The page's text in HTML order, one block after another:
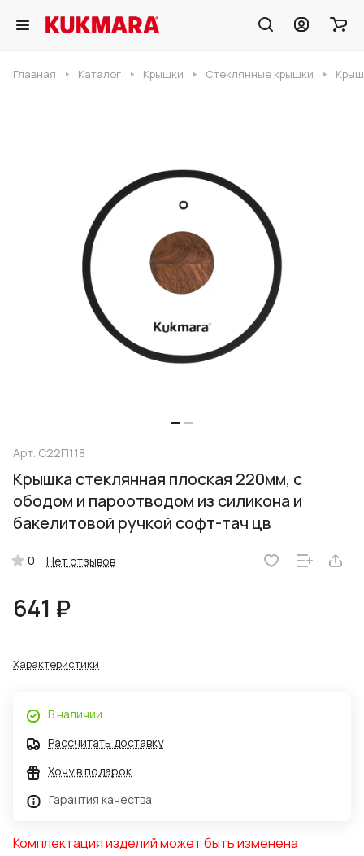
Главная Каталог Крышки Стеклянные крышки
Арт. С22П118
Крышка стеклянная плоская 220мм, с
ободом и пароотводом из силикона и
бакелитовой ручкой софт-тач цв
0 Нет отзывов
641 ₽
Характеристики
В наличии
Рассчитать доставку
Хочу в подарок
Гарантия качества
Комплектация изделий может быть изменена